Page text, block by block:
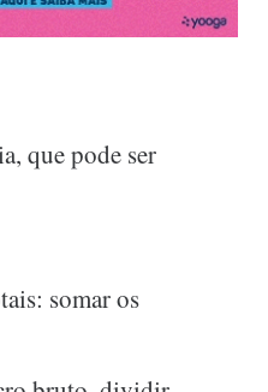
que pode ser
somar os